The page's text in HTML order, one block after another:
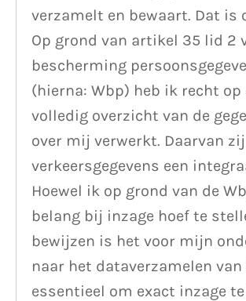
verzamelt en bewaart. Dat is
Op grond van artikel 35 lid 2
bescherming
(hierna: Wbp) heb ik recht op
volledig overzicht van de
over mij verwerkt. Daarvan
verkeersgegevens een
Hoewel ik op grond van de
belang bij inzage hoef te
bewijzen is het voor mijn
naar het dataverzamelen
essentieel om exact inzage